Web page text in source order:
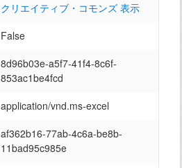
クリエイティブ・コモンズ 表示
False
8d96b03e-a5f7-41f4-8c6f-
853ac1be4fcd
application/vnd.ms-excel
af362b16-77ab-4c6a-be8b-
11bad95c985e